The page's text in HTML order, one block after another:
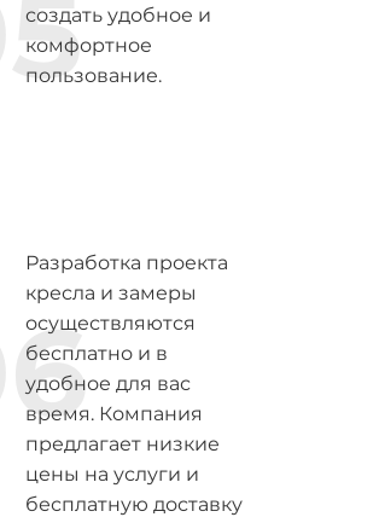
создать удобное и
комфортное
пользование.
Разработка проекта
кресла и замеры
осуществляются
бесплатно и в
удобное для вас
время. Компания
предлагает низкие
цены на услуги и
бесплатную доставку
05
06